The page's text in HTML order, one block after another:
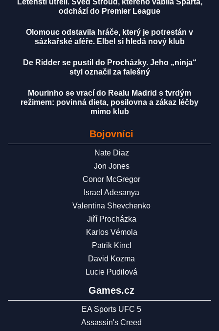
Letenští utřeli. Švéd Stroud, kterého vábila Sparta,
odchází do Premier League
Olomouc odstavila hráče, který je potrestán v
sázkařské aféře. Elbel si hledá nový klub
De Ridder se pustil do Procházky. Jeho „ninja“
styl označil za falešný
Mourinho se vrací do Realu Madrid s tvrdým
režimem: povinná dieta, posilovna a zákaz léčby
mimo klub
Bojovníci
Nate Diaz
Jon Jones
Conor McGregor
Israel Adesanya
Valentina Shevchenko
Jiří Procházka
Karlos Vémola
Patrik Kincl
David Kozma
Lucie Pudilová
Games.cz
EA Sports UFC 5
Assassin's Creed